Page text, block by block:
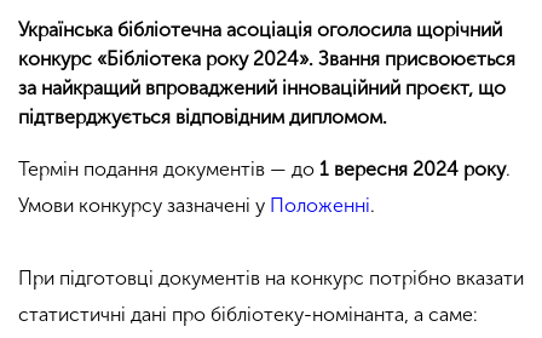
Українська бібліотечна асоціація оголосила щорічний
конкурс «Бібліотека року 2024». Звання присвоюється
за найкращий впроваджений інноваційний проєкт, що
підтверджується відповідним дипломом.
Термін подання документів — до 1 вересня 2024 року.
Умови конкурсу зазначені у Положенні.
При підготовці документів на конкурс потрібно вказати
статистичні дані про бібліотеку-номінанта, а саме: